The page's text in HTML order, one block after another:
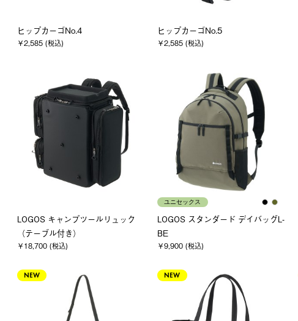
ヒップカーゴNo.4
￥2,585 (税込)
ヒップカーゴNo.5
￥2,585 (税込)
LOGOS キャンプツールリュック
（テーブル付き）
￥18,700 (税込)
ユニセックス
LOGOS スタンダード デイバッグL-
BE
￥9,900 (税込)
NEW NEW